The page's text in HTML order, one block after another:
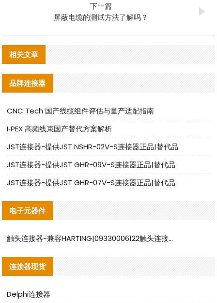
下一篇
屏蔽电缆的测试方法了解吗？
相关文章
品牌连接器
CNC Tech 国产线缆组件评估与量产适配指南
I‑PEX 高频线束国产替代方案解析
JST连接器-提供JST NSHR-02V-S连接器正品|替代品
JST连接器-提供JST GHR-09V-S连接器正品|替代品
JST连接器-提供JST GHR-07V-S连接器正品|替代品
电子元器件
触头连接器-兼容HARTING|09330006122触头连接器替代品说明
连接器现货
Delphi连接器